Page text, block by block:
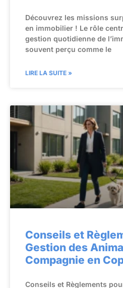
Découvrez les missions
en immobilier ! Le rôle
gestion quotidienne de
souvent perçu comme le
LIRE LA SUITE »
Conseils et
Gestion des
Compagnie en
Conseils et Règlements